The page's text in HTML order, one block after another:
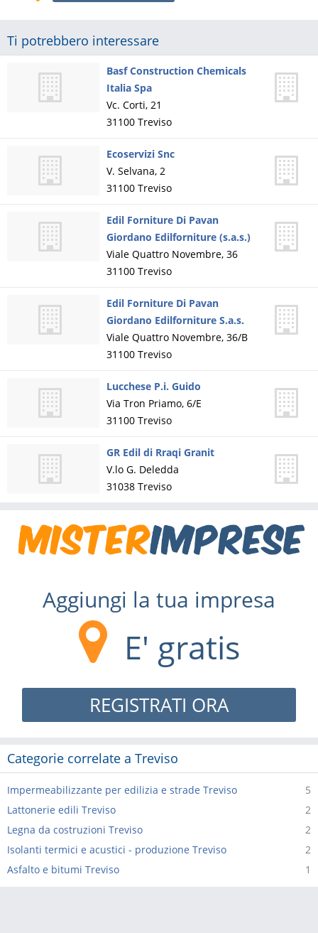
Ti potrebbero interessare
Basf Construction Chemicals
Italia Spa
Vc. Corti, 21
31100 Treviso
Ecoservizi Snc
V. Selvana, 2
31100 Treviso
Edil Forniture Di Pavan
Giordano Edilforniture (s.a.s.)
Viale Quattro Novembre, 36
31100 Treviso
Edil Forniture Di Pavan
Giordano Edilforniture S.a.s.
Viale Quattro Novembre, 36/B
31100 Treviso
Lucchese P.i. Guido
Via Tron Priamo, 6/E
31100 Treviso
GR Edil di Rraqi Granit
V.lo G. Deledda
31038 Treviso
Aggiungi la tua impresa
E' gratis
REGISTRATI ORA
Categorie correlate a Treviso
5
Impermeabilizzante per edilizia e strade Treviso
2
Lattonerie edili Treviso
2
Legna da costruzioni Treviso
2
Isolanti termici e acustici - produzione Treviso
1
Asfalto e bitumi Treviso